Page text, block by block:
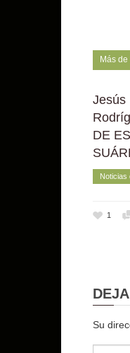
Más
Jesús
DE
Noticias
1
Su